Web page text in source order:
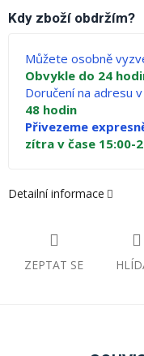
Kdy zboží obdržím?
Můžete osobně
Obvykle do 24
Doručení na adresu
48 hodin
Přivezeme
zítra v čase 15:00-
Detailní informace
ZEPTAT SE